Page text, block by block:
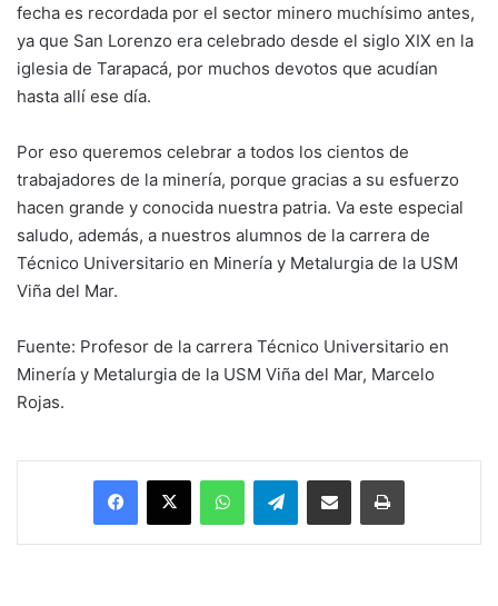
fecha es recordada por el sector minero muchísimo antes,
ya que San Lorenzo era celebrado desde el siglo XIX en la
iglesia de Tarapacá, por muchos devotos que acudían
hasta allí ese día.
Por eso queremos celebrar a todos los cientos de
trabajadores de la minería, porque gracias a su esfuerzo
hacen grande y conocida nuestra patria. Va este especial
saludo, además, a nuestros alumnos de la carrera de
Técnico Universitario en Minería y Metalurgia de la USM
Viña del Mar.
Fuente: Profesor de la carrera Técnico Universitario en
Minería y Metalurgia de la USM Viña del Mar, Marcelo
Rojas.
Facebook
X WhatsAppTelegramEnviar vía email Imprimir